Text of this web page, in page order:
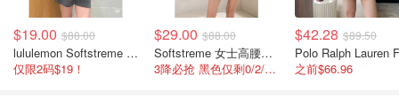
$19.00 $88.00
lululemon Softstreme 女士高腰短裤 10cm
仅限2码$19！
$29.00 $88.00
Softstreme 女士高腰短裤 4英寸
3降必抢 黑色仅剩0/2/4码
$42.28 $89.50
之前$66.96